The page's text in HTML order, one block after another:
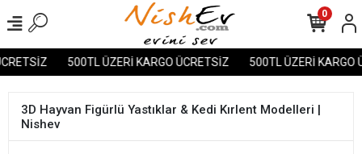
500TL ÜZERİ KARGO ÜCRETSİZ 500TL ÜZERİ KARGO
0
3D Hayvan Figürlü Yastıklar & Kedi Kırlent Modelleri |
Nishev